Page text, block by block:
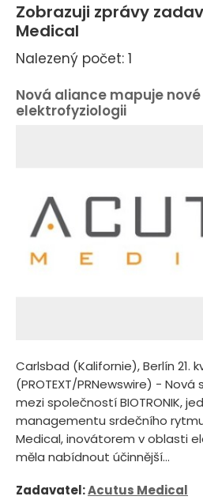
Zobrazuji zprávy
Medical
Nalezený počet: 1
Nová aliance mapuje
elektrofyziologii
Carlsbad (Kalifornie), Berlín 21.
(PROTEXT/PRNewswire) -
mezi společností BIOTRONIK,
managementu srdečního
Medical, inovátorem v oblasti
měla nabídnout účinnější...
Zadavatel:Acutus Medical